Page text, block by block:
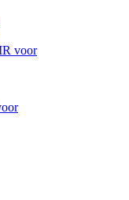
voor